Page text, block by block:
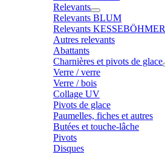
Relevants
Relevants BLUM
Relevants KESSEBÖHMER
Autres relevants
Abattants
Charnières et pivots de glace
Verre / verre
Verre / bois
Collage UV
Pivots de glace
Paumelles, fiches et autres
Butées et touche-lâche
Pivots
Disques